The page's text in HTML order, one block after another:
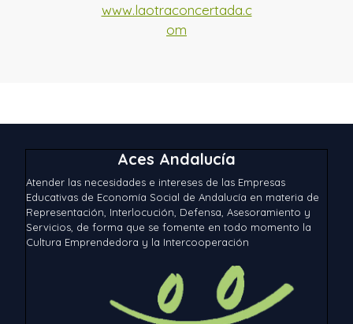
www.laotraconcertada.c
om
Aces Andalucía
Atender las necesidades e intereses de las Empresas
Educativas de Economía Social de Andalucía en materia de
Representación, Interlocución, Defensa, Asesoramiento y
Servicios, de forma que se fomente en todo momento la
Cultura Emprendedora y la Intercooperación